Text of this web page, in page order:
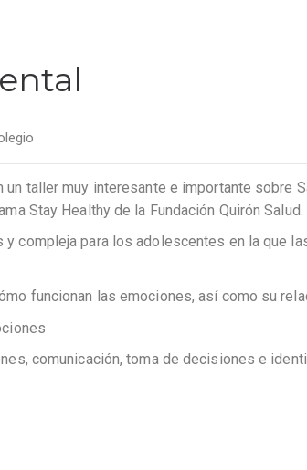
taller muy interesante e importante sobre
Stay Healthy de la Fundación Quirón Salud.
compleja para los adolescentes en la que
funcionan las emociones, así como su
comunicación, toma de decisiones e